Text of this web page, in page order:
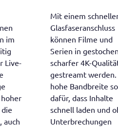
Mit einem schnellen
Glasfaseranschluss
können Filme und
Serien in gestochen
scharfer 4K-Qualität
gestreamt werden. Die
hohe Bandbreite sorgt
dafür, dass Inhalte
schnell laden und ohne
Unterbrechungen